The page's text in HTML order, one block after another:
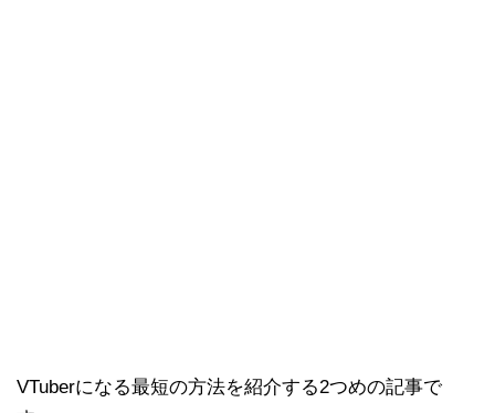
VTuberになる最短の方法を紹介する2つめの記事で